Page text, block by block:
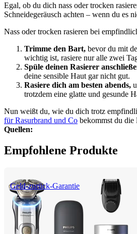
Egal, ob du dich nass oder trocken
Schneidegeräusch achten – wenn du es
Nass oder trocken rasieren bei
Trimme den Bart, bevor du mit
wichtig ist, rasiere nur alle zwei
Spüle deinen Rasierer
deine sensible Haut gar nicht gut.
Rasiere dich am besten abends,
trotzdem eine glatte und gesunde
Nun weißt du, wie du dich trotz
für Rasurbrand und Co bekommst du
Quellen:
Empfohlene Produkte
Geld-zurück-Garantie